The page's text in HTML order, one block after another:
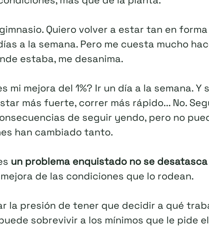
Quiero volver a estar tan en
a la semana. Pero me cuesta mucho
estaba, me desanima.
mi mejora del 1%? Ir un día a la semana. Y
más fuerte, correr más rápido... No.
de seguir yendo, pero no
han cambiado tanto.
un problema enquistado no se
de las condiciones que lo rodean.
la presión de tener que decidir a qué
sobrevivir a los mínimos que le pide